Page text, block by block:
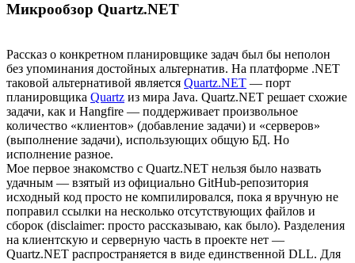
Микрообзор Quartz.NET
Рассказ о конкретном планировщике задач был бы неполон
без упоминания достойных альтернатив. На платформе .NET
таковой альтернативой является Quartz.NET — порт
планировщика Quartz из мира Java. Quartz.NET решает схожие
задачи, как и Hangfire — поддерживает произвольное
количество «клиентов» (добавление задачи) и «серверов»
(выполнение задачи), использующих общую БД. Но
исполнение разное.
Мое первое знакомство с Quartz.NET нельзя было назвать
удачным — взятый из официально GitHub-репозитория
исходный код просто не компилировался, пока я вручную не
поправил ссылки на несколько отсутствующих файлов и
сборок (disclaimer: просто рассказываю, как было). Разделения
на клиентскую и серверную часть в проекте нет —
Quartz.NET распространяется в виде единственной DLL. Для